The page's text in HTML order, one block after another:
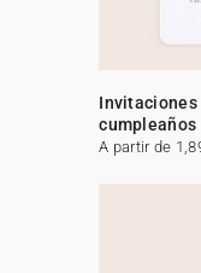
Invitaciones
cumpleaños
A partir de